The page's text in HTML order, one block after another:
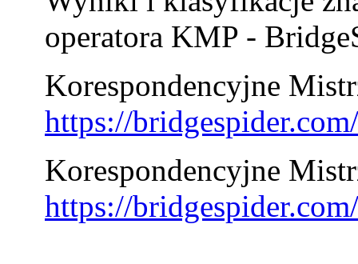
operatora KMP -
Korespondencyjne
https://
Korespondencyjne
https://